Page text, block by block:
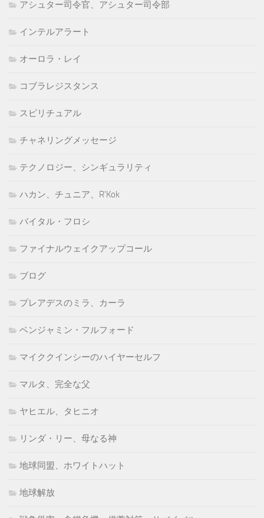
アシュター司令官、アシュター司令部
インテルアラート
オーロラ・レイ
コブラレジスタンス
スピリチュアル
チャネリングメッセージ
テクノロジー、シンギュラリティ
ハカン、チュニア、R'Kok
バイタル・フロシ
ファイナルウェイクアップコール
ブログ
プレアデスのミラ、カーラ
ベンジャミン・フルフォード
マイククインシーのハイヤーセルフ
マルタ、完全な父
ヤヒエル、タヒニオ
リンダ・リー、母なる神
地球同盟、ホワイトハット
地球解放